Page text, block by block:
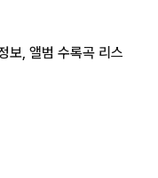
보, 앨범 수록곡 리스